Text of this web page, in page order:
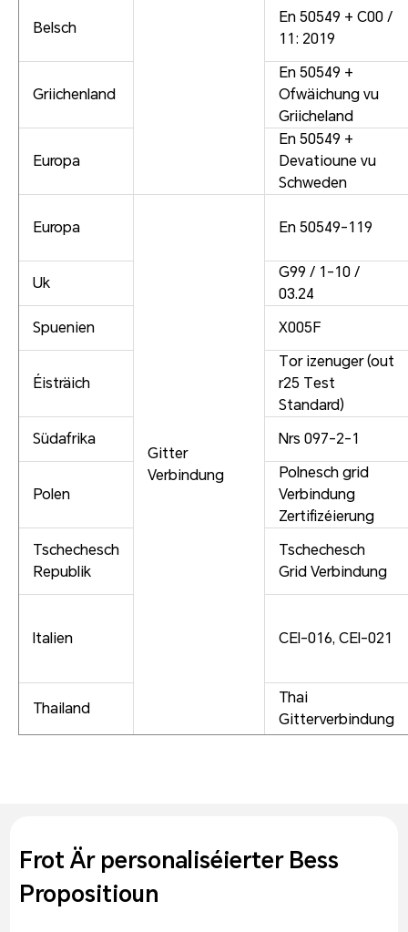
Belsch
En 50549 + C00 /
11: 2019
Griichenland
En 50549 +
Ofwäichung vu
Griicheland
Europa
En 50549 +
Devatioune vu
Schweden
Europa
Gitter
Verbindung
En 50549-119
Uk
G99 / 1-10 /
03.24
Spuenien
X005F
Éisträich
Tor izenuger (out
r25 Test
Standard)
Südafrika
Nrs 097-2-1
Polen
Polnesch grid
Verbindung
Zertifizéierung
Tschechesch
Republik
Tschechesch
Grid Verbindung
Italien CEI-016, CEI-021
Thailand
Thai
Gitterverbindung
Frot Är personaliséierter Bess
Propositioun